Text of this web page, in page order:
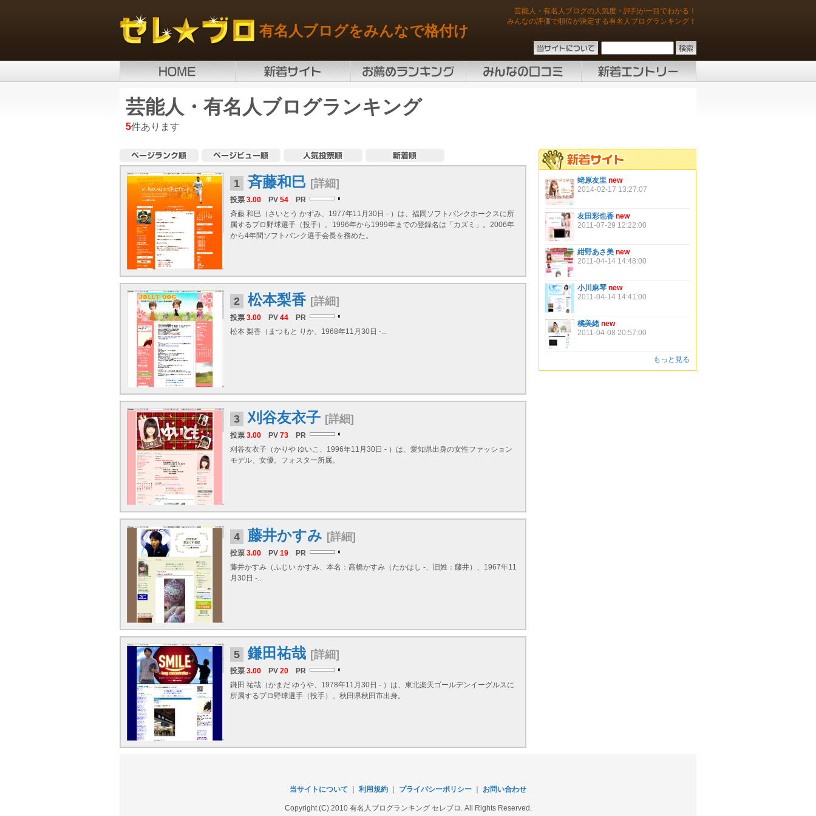
有名人ブログをみんなで格付け
芸能人・有名人ブログの人気度・評判が一目でわかる！
みんなの評価で順位が決定する有名人ブログランキング！
芸能人・有名人ブログランキング
5件あります
1 斉藤和巳 [詳細]
投票 3.00 PV 54
PR
斉藤 和巳（さいとう かずみ、1977年11月30日 - ）は、福岡ソフトバンクホークスに所
属するプロ野球選手（投手）。1996年から1999年までの登録名は「カズミ」。2006年
から4年間ソフトバンク選手会長を務めた。
2 松本梨香 [詳細]
投票 3.00 PV 44
PR
松本 梨香（まつもと りか、1968年11月30日 -...
3 刈谷友衣子 [詳細]
投票 3.00 PV 73
PR
刈谷友衣子（かりや ゆいこ、1996年11月30日 - ）は、愛知県出身の女性ファッション
モデル、女優。フォスター所属。
4 藤井かすみ [詳細]
投票 3.00 PV 19
PR
藤井かすみ（ふじい かすみ、本名：高橋かすみ（たかはし -、旧姓：藤井）、1967年11
月30日 -...
5 鎌田祐哉 [詳細]
投票 3.00 PV 20
PR
鎌田 祐哉（かまだ ゆうや、1978年11月30日 - ）は、東北楽天ゴールデンイーグルスに
所属するプロ野球選手（投手）。秋田県秋田市出身。
蛯原友里 new
2014-02-17 13:27:07
友田彩也香 new
2011-07-29 12:22:00
紺野あさ美 new
2011-04-14 14:48:00
小川麻琴 new
2011-04-14 14:41:00
橘美緒 new
2011-04-08 20:57:00
もっと見る
当サイトについて 利用規約 プライバシーポリシー お問い合わせ
Copyright (C) 2010 有名人ブログランキング セレブロ. All Rights Reserved.